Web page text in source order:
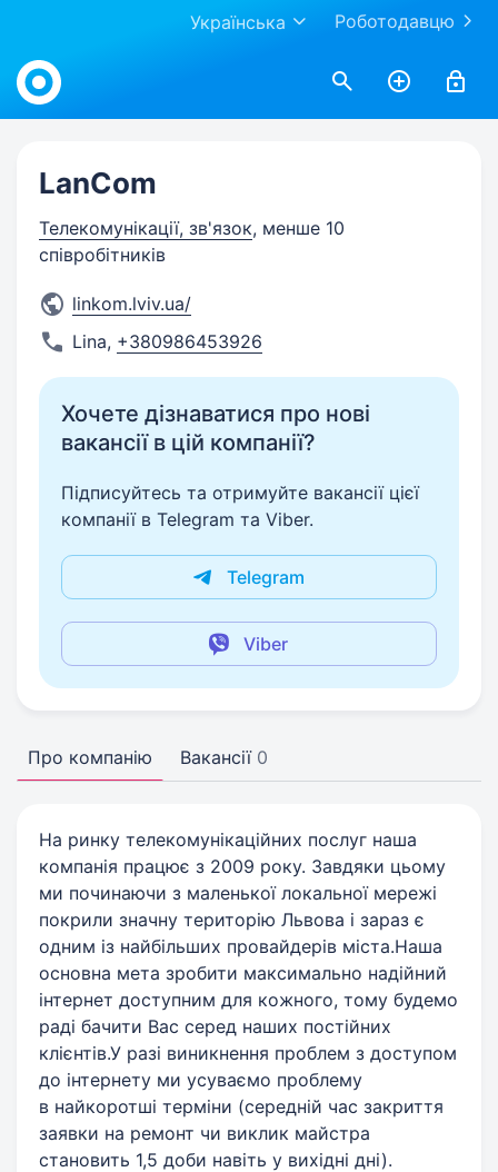
Роботодавцю
Українська
Work.ua
LanCom
Телекомунікації, зв'язок, менше 10
співробітників
linkom.lviv.ua/
Lina, +380986453926
Хочете дізнаватися про нові
вакансії в цій компанії?
Підписуйтесь та отримуйте вакансії цієї
компанії в Telegram та Viber.
Telegram
Viber
Про компанію Вакансії 0
На ринку телекомунікаційних послуг наша
компанія працює з 2009 року. Завдяки цьому
ми починаючи з маленької локальної мережі
покрили значну територію Львова і зараз є
одним із найбільших провайдерів міста.Наша
основна мета зробити максимально надійний
інтернет доступним для кожного, тому будемо
раді бачити Вас серед наших постійних
клієнтів.У разі виникнення проблем з доступом
до інтернету ми усуваємо проблему
в найкоротші терміни (середній час закриття
заявки на ремонт чи виклик майстра
становить 1,5 доби навіть у вихідні дні).